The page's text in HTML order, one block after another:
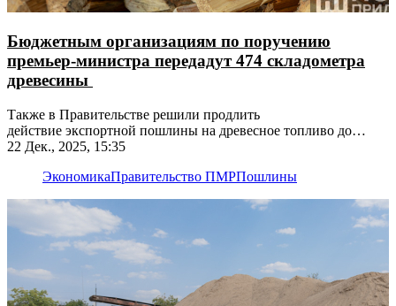
Бюджетным организациям по поручению
премьер-министра передадут 474 складометра
древесины
Также в Правительстве решили продлить
действие экспортной пошлины на древесное топливо до
конца следующего года
22 Дек., 2025, 15:35
ЭкономикаПравительство ПМРПошлины